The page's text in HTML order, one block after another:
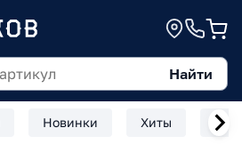
Найти
Новинки Хиты